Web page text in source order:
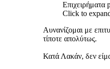
Επιχειρήματα
Click to
Αυνανίζομαι με
τίποτε απολύτως.
Κατά Λακάν, δεν